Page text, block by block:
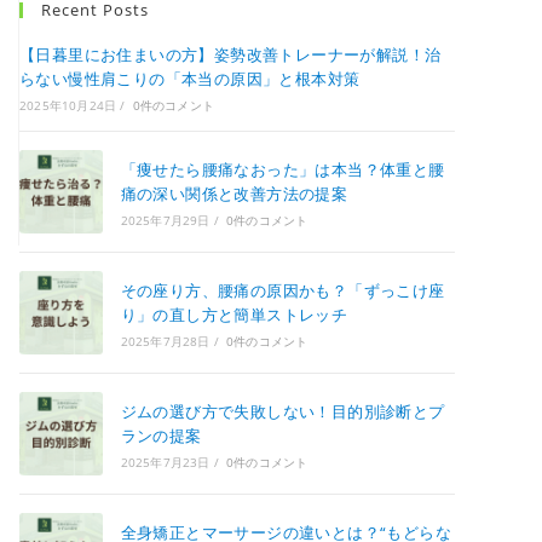
Recent Posts
【日暮里にお住まいの方】姿勢改善トレーナーが解説！治
らない慢性肩こりの「本当の原因」と根本対策
2025年10月24日 / 0件のコメント
「痩せたら腰痛なおった」は本当？体重と腰
痛の深い関係と改善方法の提案
2025年7月29日 / 0件のコメント
その座り方、腰痛の原因かも？「ずっこけ座
り」の直し方と簡単ストレッチ
2025年7月28日 / 0件のコメント
ジムの選び方で失敗しない！目的別診断とプ
ランの提案
2025年7月23日 / 0件のコメント
全身矯正とマーサージの違いとは？“もどらな